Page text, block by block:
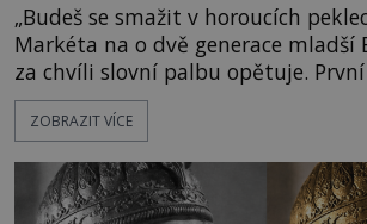
„Budeš se smažit v horoucích
Markéta na o dvě generace mladší
za chvíli slovní palbu opětuje.
katolička, druhá přesvědčená
nich se usídlí na jedné z věží
mezi vůdce protihusitského boje.
skutečně jistou
ZOBRAZIT VÍCE